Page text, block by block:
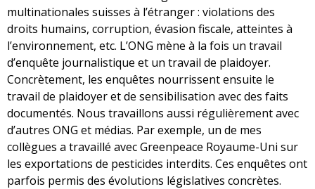
multinationales suisses à l’étranger : violations des
droits humains, corruption, évasion fiscale, atteintes à
l’environnement, etc. L’ONG mène à la fois un travail
d’enquête journalistique et un travail de plaidoyer.
Concrètement, les enquêtes nourrissent ensuite le
travail de plaidoyer et de sensibilisation avec des faits
documentés. Nous travaillons aussi régulièrement avec
d’autres ONG et médias. Par exemple, un de mes
collègues a travaillé avec Greenpeace Royaume-Uni sur
les exportations de pesticides interdits. Ces enquêtes ont
parfois permis des évolutions législatives concrètes.